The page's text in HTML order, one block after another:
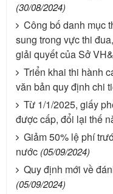
(30/08/2024)
Công bố danh mục
sung trong vực thi
giải quyết của Sở
Triển khai thi hành
văn bản quy định chi
Từ 1/1/2025, giấy
được cấp, đổi lại thế
Giảm 50% lệ phí
nước (05/09/2024)
Quy định mới về
(05/09/2024)